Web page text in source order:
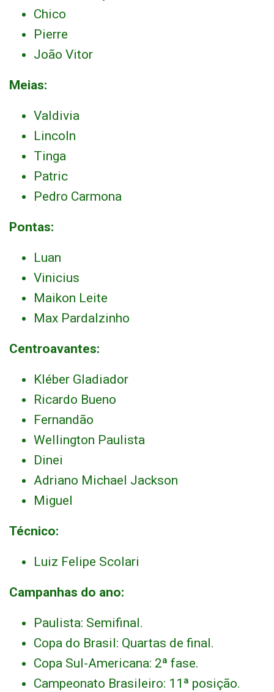
Chico
Pierre
João Vitor
Meias:
Valdivia
Lincoln
Tinga
Patric
Pedro Carmona
Pontas:
Luan
Vinicius
Maikon Leite
Max Pardalzinho
Centroavantes:
Kléber Gladiador
Ricardo Bueno
Fernandão
Wellington Paulista
Dinei
Adriano Michael Jackson
Miguel
Técnico:
Luiz Felipe Scolari
Campanhas do ano:
Paulista: Semifinal.
Copa do Brasil: Quartas de final.
Copa Sul-Americana: 2ª fase.
Campeonato Brasileiro: 11ª posição.